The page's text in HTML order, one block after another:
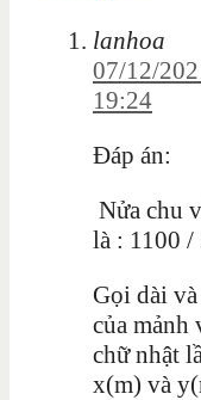
lanhoa
07/12/
19:24
Đáp án:
Nửa chu
là : 1100 /
Gọi dài
của mảnh
chữ nhật
x(m) và